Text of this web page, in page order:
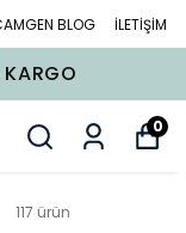
BLOG İLETİŞİM
0
117 ürün